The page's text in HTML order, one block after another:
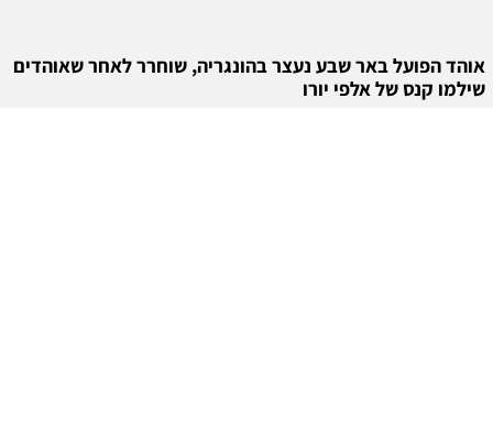
אוהד הפועל באר שבע נעצר בהונגריה, שוחרר לאחר שאוהדים
שילמו קנס של אלפי יורו